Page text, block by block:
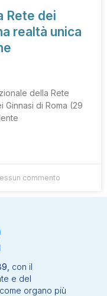
Rete dei
realtà unica
della Rete
Ginnasi di Roma (29
commento
con il
e del
organo più